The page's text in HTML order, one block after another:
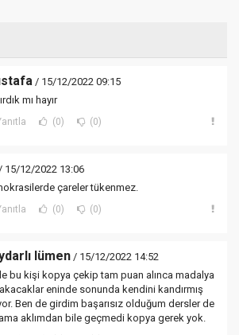
/ 15/12/2022 09:15
mı hayır
(0) (0)
15/12/2022 13:06
çareler tükenmez.
(0) (0)
lümen / 15/12/2022 14:52
bu kişi kopya çekip tam puan alınca madalya
eninde sonunda kendini kandırmış
Ben de girdim başarısız olduğum dersler de
aklımdan bile geçmedi kopya gerek yok.